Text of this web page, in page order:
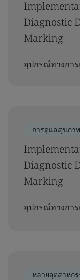
Diagnostic
Marking
อุปกรณ์ทางกา
การดูแลสุขภาพ
Diagnostic
Marking
อุปกรณ์ทางกา
หลายอุตสาหกร